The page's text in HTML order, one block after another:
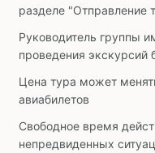
разделе "Отправление
Руководитель группы
проведения
Цена тура может
авиабилетов
Свободное время
непредвиденных